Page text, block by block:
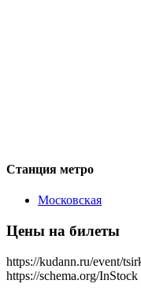
Станция метро
Московская
Цены на билеты
https://kudann.ru/event/
https://schema.org/InStock